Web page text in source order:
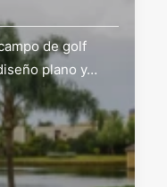
de golf
plano y…